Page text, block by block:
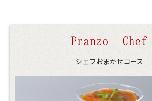
Pranzo Chef
シェフおまかせコース